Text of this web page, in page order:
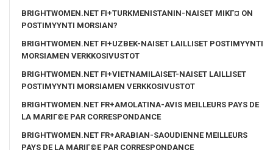
BRIGHTWOMEN.NET FI+TURKMENISTANIN-NAISET MIKГ¤ ON
POSTIMYYNTI MORSIAN?
BRIGHTWOMEN.NET FI+UZBEK-NAISET LAILLISET POSTIMYYNTI
MORSIAMEN VERKKOSIVUSTOT
BRIGHTWOMEN.NET FI+VIETNAMILAISET-NAISET LAILLISET
POSTIMYYNTI MORSIAMEN VERKKOSIVUSTOT
BRIGHTWOMEN.NET FR+AMOLATINA-AVIS MEILLEURS PAYS DE
LA MARIГ©E PAR CORRESPONDANCE
BRIGHTWOMEN.NET FR+ARABIAN-SAOUDIENNE MEILLEURS
PAYS DE LA MARIГ©E PAR CORRESPONDANCE